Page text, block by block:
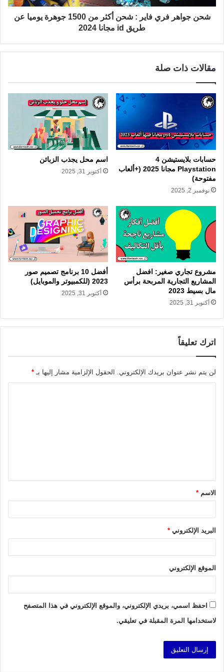
شحن جواهر فري فاير : شحن أكثر من 1500 جوهرة يوميا عن
طريق id مجانا 2024
مقالات ذات صلة
حسابات بلايستيشن 4
Playstation مجانا 2025 (+ألعاب
مفتوحة)
نوفمبر 2, 2025
اسم محل يجذب الزبائن
أكتوبر 31, 2025
مشروع تجاري صغير: افضل
المشاريع التجارية المربحة برأس
مال بسيط 2023
أكتوبر 31, 2025
أفضل 10 برنامج تصميم صور
2023 (للكمبيوتر والموبايل)
أكتوبر 31, 2025
اترك تعليقاً
لن يتم نشر عنوان بريدك الإلكتروني. الحقول الإلزامية مشار إليها بـ *
ق
*الاسم *
البريد الإلكتروني *
الموقع الإلكتروني
احفظ اسمي، بريدي الإلكتروني، والموقع الإلكتروني في هذا المتصفح
لاستخدامها المرة المقبلة في تعليقي.